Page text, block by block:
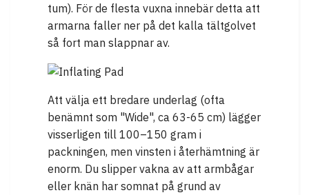
tum). För de flesta vuxna innebär detta att
armarna faller ner på det kalla tältgolvet
så fort man slappnar av.
Att välja ett bredare underlag (ofta
benämnt som "Wide", ca 63-65 cm) lägger
visserligen till 100–150 gram i
packningen, men vinsten i återhämtning är
enorm. Du slipper vakna av att armbågar
eller knän har somnat på grund av